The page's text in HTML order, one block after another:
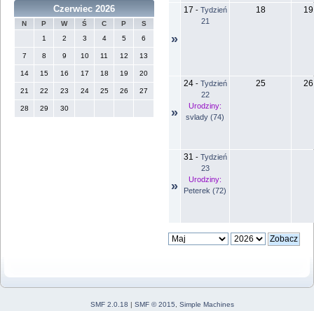
Czerwiec 2026
N P W Ś C P
S
1
2 3 4 5 6
7 8 9 10 11 12 13
14 15 16 17 18 19 20
21 22 23 24 25 26 27
28 29 30
»
17 - Tydzień
21
18 19
»
24- Tydzień
22
Urodziny:
svlady (74)
25 26
»
31 - Tydzień
23
Urodziny:
Peterek (72)
SMF 2.0.18 | SMF © 2015
Simple Machines